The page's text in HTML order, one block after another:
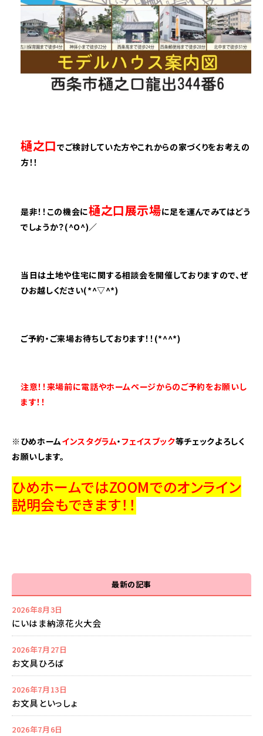
樋之口でご検討していた方やこれからの家づくりをお考えの
方！！
是非！！この機会に樋之口展示場に足を運んでみてはどう
でしょうか？(^O^)／
当日は土地や住宅に関する相談会を開催しておりますので、ぜ
ひお越しください(*^▽^*)
ご予約・ご来場お待ちしております！！(*^^*)
注意！！来場前に電話やホームページからのご予約をお願いし
ます！！
※ひめホームインスタグラム・フェイスブック等チェックよろしく
お願いします。
ひめホームではZOOMでのオンライン
説明会もできます！！
最新の記事
2026年8月3日
にいはま納涼花火大会
2026年7月27日
お文具ひろば
2026年7月13日
お文具といっしょ
2026年7月6日